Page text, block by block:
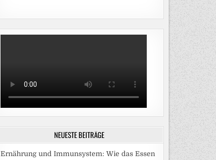
NEUESTE BEITRÄGE
Ernährung und Immunsystem: Wie das Essen